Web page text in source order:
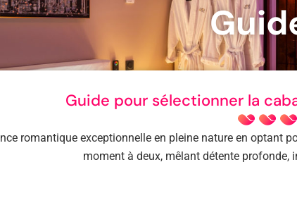
Guide pour sélectionner la
romantique exceptionnelle en pleine nature en optant
moment à deux, mêlant détente profonde,